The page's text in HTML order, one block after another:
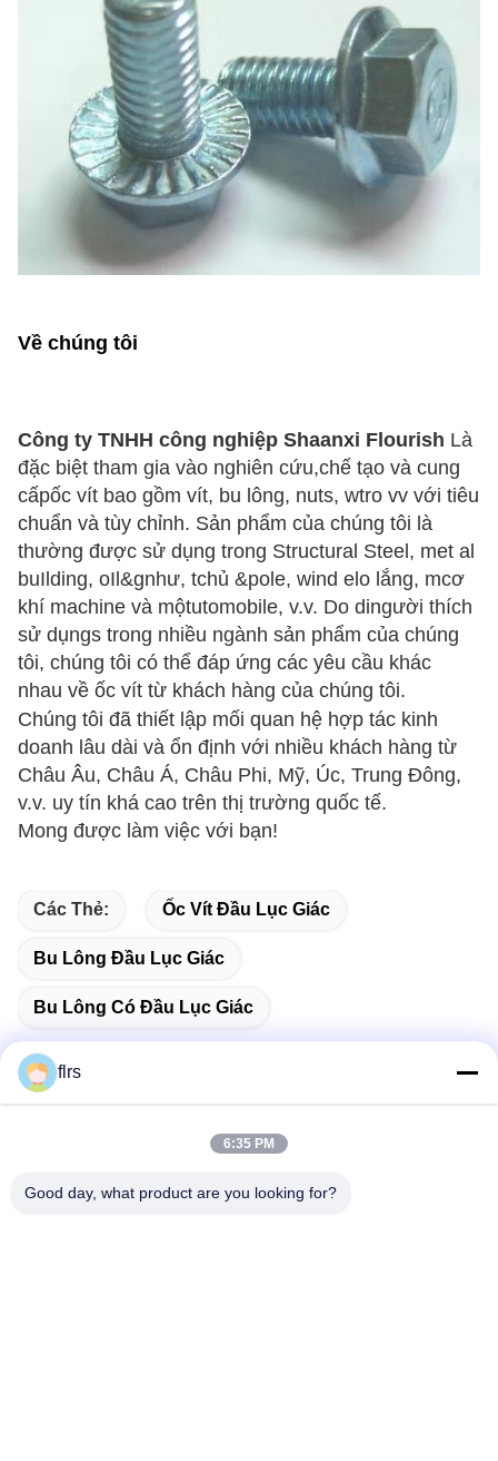
Về chúng tôi
Công ty TNHH công nghiệp Shaanxi Flourish Là
đặc biệt tham gia vào nghiên cứu,chế tạo và cung
cấpốc vít bao gồm vít, bu lông, nuts, wtro vv với tiêu
chuẩn và tùy chỉnh. Sản phẩm của chúng tôi là
thường được sử dụng trong Structural Steel, met al
buIlding, oIl&gnhư, tchủ &pole, wind elo lắng, mcơ
khí machine và mộtutomobile, v.v. Do dingười thích
sử dụngs trong nhiều ngành sản phẩm của chúng
tôi, chúng tôi có thể đáp ứng các yêu cầu khác
nhau về ốc vít từ khách hàng của chúng tôi.
Chúng tôi đã thiết lập mối quan hệ hợp tác kinh
doanh lâu dài và ổn định với nhiều khách hàng từ
Châu Âu, Châu Á, Châu Phi, Mỹ, Úc, Trung Đông,
v.v. uy tín khá cao trên thị trường quốc tế.
Mong được làm việc với bạn!
Các Thẻ: Ốc Vít Đầu Lục Giác
Bu Lông Đầu Lục Giác
Bu Lông Có Đầu Lục Giác
Địa chỉ
flrs
6:35 PM
Good day, what product are you looking for?